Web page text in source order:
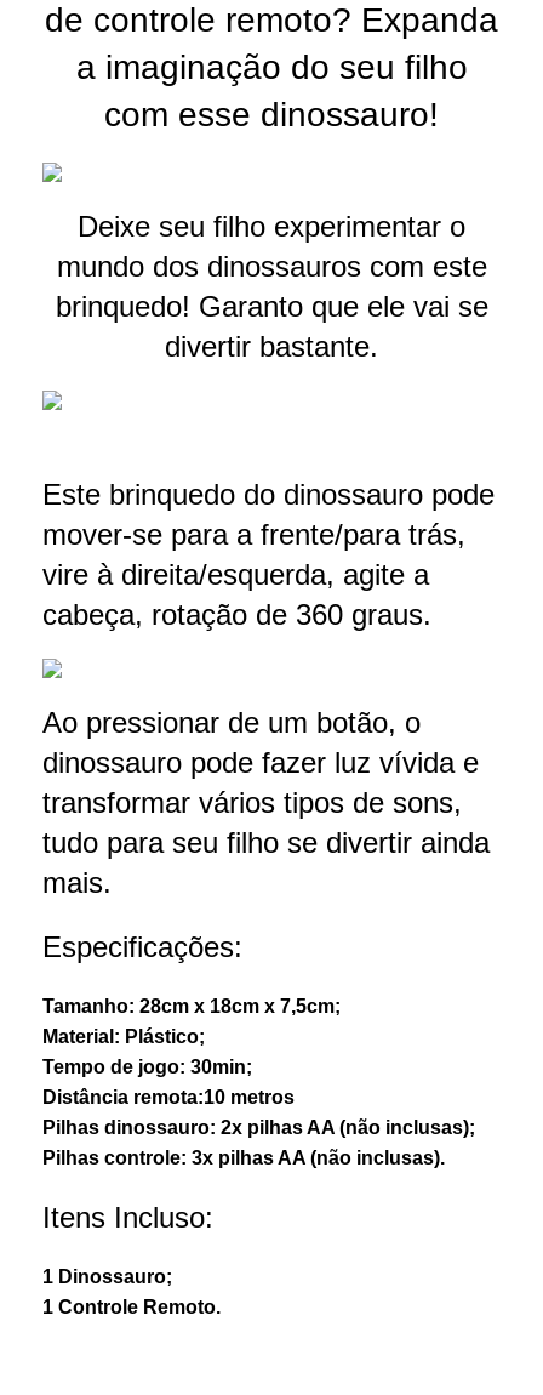
de controle remoto? Expanda
a imaginação do seu filho
com esse dinossauro!
Deixe seu filho experimentar o
mundo dos dinossauros com este
brinquedo! Garanto que ele vai se
divertir bastante.
Este brinquedo do dinossauro pode
mover-se para a frente/para trás,
vire à direita/esquerda, agite a
cabeça, rotação de 360 graus.
Ao pressionar de um botão, o
dinossauro pode fazer luz vívida e
transformar vários tipos de sons,
tudo para seu filho se divertir ainda
mais.
Especificações:
Tamanho: 28cm x 18cm x 7,5cm;
Material: Plástico;
Tempo de jogo: 30min;
Distância remota:10 metros
Pilhas dinossauro: 2x pilhas AA (não inclusas);
Pilhas controle: 3x pilhas AA (não inclusas).
Itens Incluso:
1 Dinossauro;
1 Controle Remoto.